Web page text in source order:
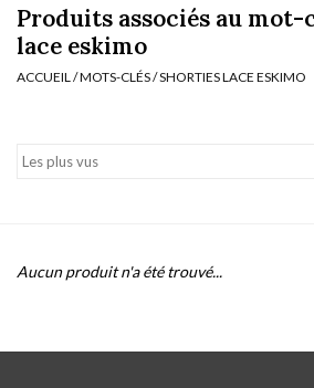
vêtements de nuit
Badmode
Produits associés au
lace eskimo
ACCUEIL /MOTS-CLÉS/SHORTIES LACE ESKIMO
Aucun produit n'a été trouvé...